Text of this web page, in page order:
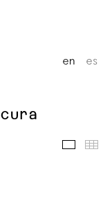
en es
media